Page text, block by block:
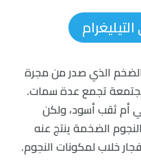
الضخم الذي صدر من مجرة
تجمع عدة سمات.
أم ثقب أسود، ولكن
النجوم الضخمة ينتج عنه
خلاب لمكونات النجوم.